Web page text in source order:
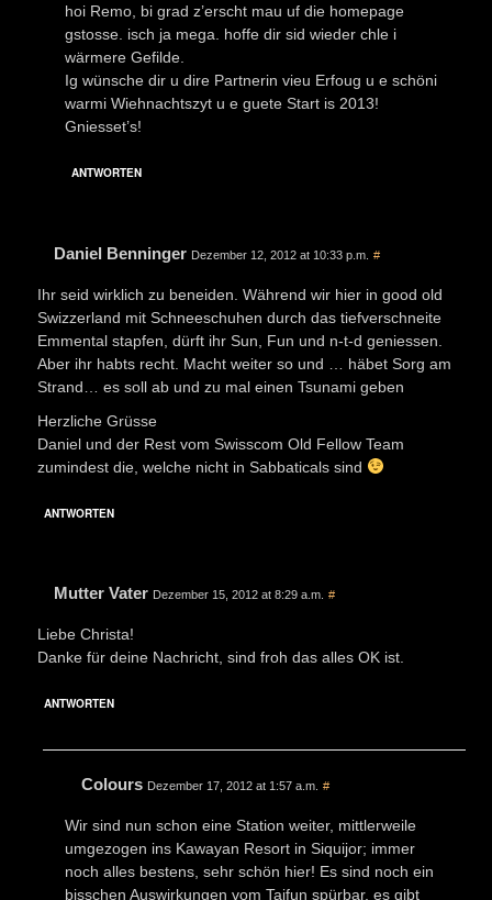
hoi Remo, bi grad z’erscht mau uf die homepage
gstosse. isch ja mega. hoffe dir sid wieder chle i
wärmere Gefilde.
Ig wünsche dir u dire Partnerin vieu Erfoug u e schöni
warmi Wiehnachtszyt u e guete Start is 2013!
Gniesset’s!
ANTWORTEN
Daniel Benninger Dezember 12, 2012 at 10:33 p.m. #
Ihr seid wirklich zu beneiden. Während wir hier in good old
Swizzerland mit Schneeschuhen durch das tiefverschneite
Emmental stapfen, dürft ihr Sun, Fun und n-t-d geniessen.
Aber ihr habts recht. Macht weiter so und … häbet Sorg am
Strand… es soll ab und zu mal einen Tsunami geben
Herzliche Grüsse
Daniel und der Rest vom Swisscom Old Fellow Team
zumindest die, welche nicht in Sabbaticals sind
ANTWORTEN
Mutter Vater Dezember 15, 2012 at 8:29 a.m. #
Liebe Christa!
Danke für deine Nachricht, sind froh das alles OK ist.
ANTWORTEN
Colours Dezember 17, 2012 at 1:57 a.m. #
Wir sind nun schon eine Station weiter, mittlerweile
umgezogen ins Kawayan Resort in Siquijor; immer
noch alles bestens, sehr schön hier! Es sind noch ein
bisschen Auswirkungen vom Taifun spürbar, es gibt